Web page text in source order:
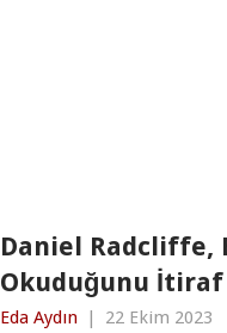
Daniel Radcliffe,
Okuduğunu
Eda Aydın | 22 Ekim 2023